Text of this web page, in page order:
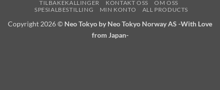
TILBAKEKALLINGER KONTAKT OSS
OM OSS
SPESIALBESTILLING
MIN KONTO ALL PRODUCTS
Copyright 2026 © Neo Tokyo by Neo Tokyo Norway AS -With Love
from Japan-